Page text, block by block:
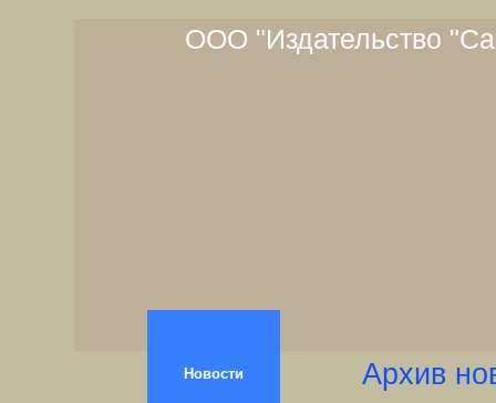
ООО "Издательство
Архив
Новости